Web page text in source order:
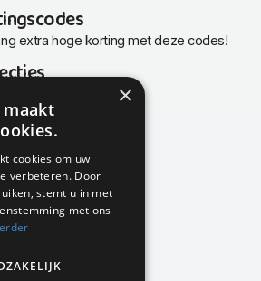
extra hoge korting met deze codes!
en populaire collecties
×
maakt
cookies om uw
verbeteren. Door
stemt u in met
met ons